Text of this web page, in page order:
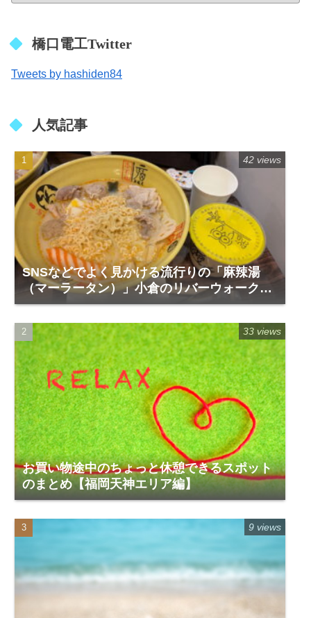
橋口電工Twitter
Tweets by hashiden84
人気記事
SNSなどでよく見かける流行りの「麻辣湯
（マーラータン）」小倉のリバーウォーク1
階「福恩麻辣湯」
42 views
お買い物途中のちょっと休憩できるスポット
のまとめ【福岡天神エリア編】
33 views
9 views